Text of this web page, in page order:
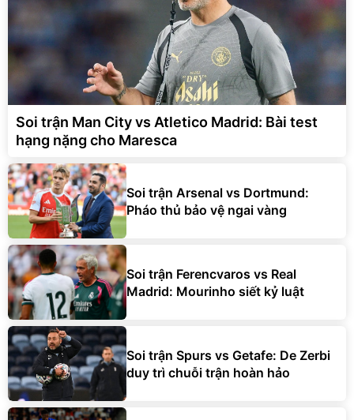
Soi trận Man City vs Atletico Madrid: Bài test
hạng nặng cho Maresca
Soi trận Arsenal vs Dortmund:
Pháo thủ bảo vệ ngai vàng
Soi trận Ferencvaros vs Real
Madrid: Mourinho siết kỷ luật
Soi trận Spurs vs Getafe: De Zerbi
duy trì chuỗi trận hoàn hảo